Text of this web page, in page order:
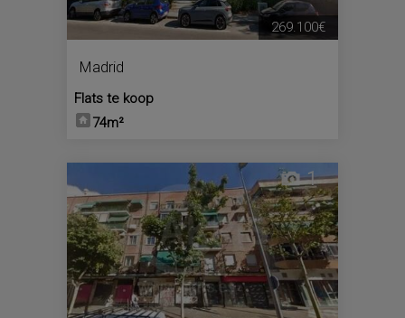
Madrid
Flats te koop
74m²
269.100€
1